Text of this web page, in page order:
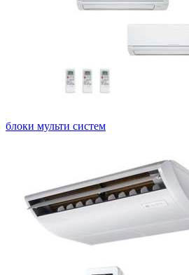
блоки мульти систем